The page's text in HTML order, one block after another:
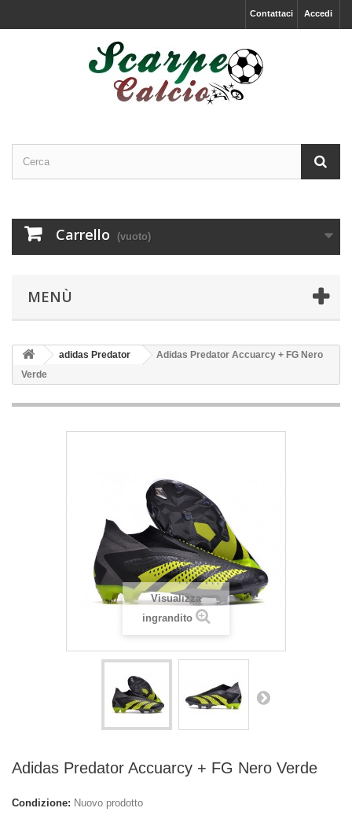
Accedi
Contattaci
Carrello (vuoto)
MENÙ
adidas Predator
Adidas Predator Accuarcy + FG Nero
Verde
Visualizza
ingrandito
Adidas Predator Accuarcy + FG Nero Verde
Condizione: Nuovo prodotto